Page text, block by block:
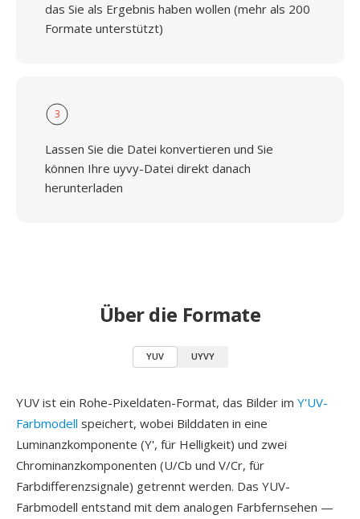
das Sie als Ergebnis haben wollen (mehr als 200
Formate unterstützt)
3
Lassen Sie die Datei konvertieren und Sie
können Ihre uyvy-Datei direkt danach
herunterladen
Über die Formate
YUV UYVY
YUV ist ein Rohe-Pixeldaten-Format, das Bilder im Y'UV-
Farbmodell speichert, wobei Bilddaten in eine
Luminanzkomponente (Y', für Helligkeit) und zwei
Chrominanzkomponenten (U/Cb und V/Cr, für
Farbdifferenzsignale) getrennt werden. Das YUV-
Farbmodell entstand mit dem analogen Farbfernsehen —